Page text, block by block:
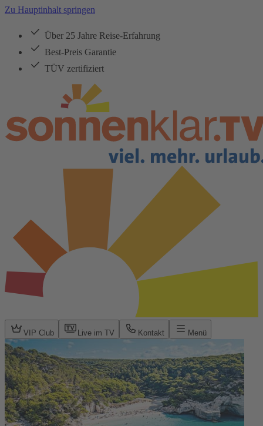
Zu Hauptinhalt springen
Über 25 Jahre Reise-Erfahrung
Best-Preis Garantie
TÜV zertifiziert
VIP Club Live im TV Kontakt Menü